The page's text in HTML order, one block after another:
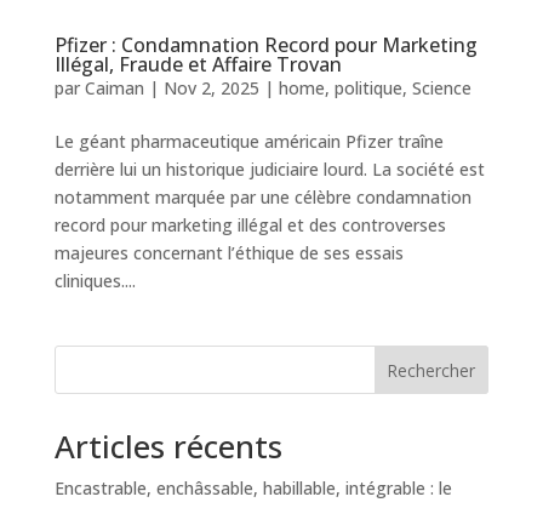
Pfizer : Condamnation Record pour Marketing
Illégal, Fraude et Affaire Trovan
par Caiman | Nov 2, 2025 | home, politique, Science
Le géant pharmaceutique américain Pfizer traîne
derrière lui un historique judiciaire lourd. La société est
notamment marquée par une célèbre condamnation
record pour marketing illégal et des controverses
majeures concernant l’éthique de ses essais
cliniques....
Rechercher
Articles récents
Encastrable, enchâssable, habillable, intégrable : le